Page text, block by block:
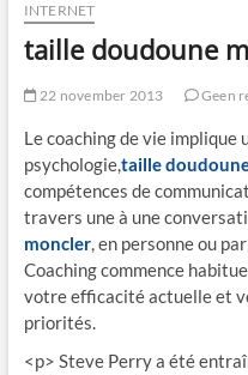
INTERNET
taille doudoune
22 november 2013 Geen
Le coaching de vie implique
psychologie,taille
compétences de
travers une à une
moncler, en personne ou
Coaching commence
votre efficacité actuelle et
priorités.
<p> Steve Perry a été